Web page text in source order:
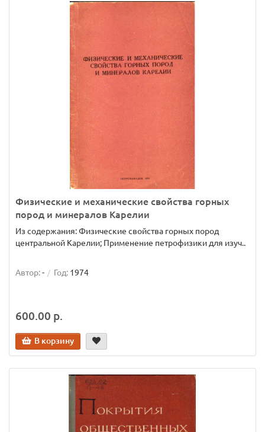
Физические и механические свойства горных
пород и минералов Карелии
Из содержания: Физические свойства горных пород
центральной Карелии; Применение петрофизики для изуч..
Автор:- Год: 1974
600.00 р.
В корзину